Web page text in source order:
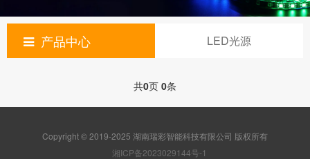
产品中心 LED光源
共0页 0条
Copyright © 2019-2025 湖南瑞彩智能科技有限公司 版权所有
湘ICP备2023029144号-1